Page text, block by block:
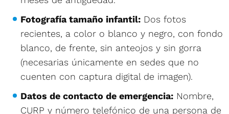
Fotografía tamaño infantil: Dos fotos
recientes, a color o blanco y negro, con fondo
blanco, de frente, sin anteojos y sin gorra
(necesarias únicamente en sedes que no
cuenten con captura digital de imagen).
Datos de contacto de emergencia: Nombre,
CURP y número telefónico de una persona de